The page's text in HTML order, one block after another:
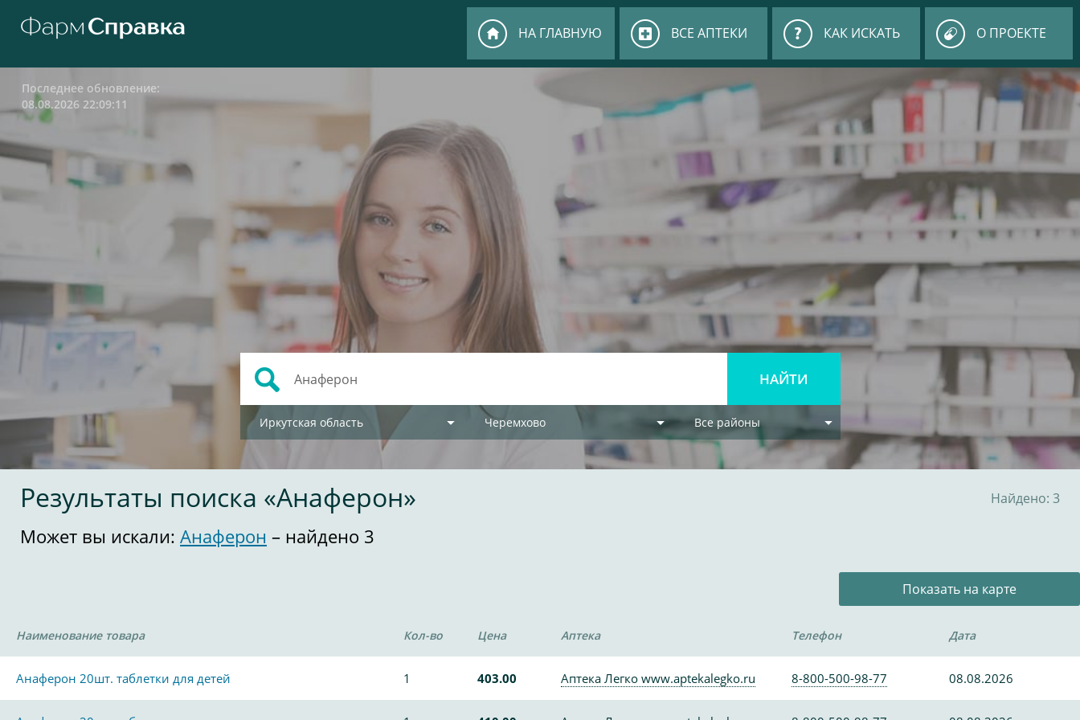
НА ГЛАВНУЮ ВСЕ АПТЕКИ КАК ИСКАТЬ О ПРОЕКТЕ
Последнее обновление:
08.08.2026 22:09:11
Иркутская область Черемхово Все районы
Результаты поиска «Анаферон» Найдено: 3
Может вы искали: Анаферон – найдено 3
Показать на карте
Наименование товара Кол-во Цена Аптека Телефон Дата
Анаферон 20шт. таблетки для детей 1 403.00 Аптека Легко www.aptekalegko.ru 8-800-500-98-77 08.08.2026